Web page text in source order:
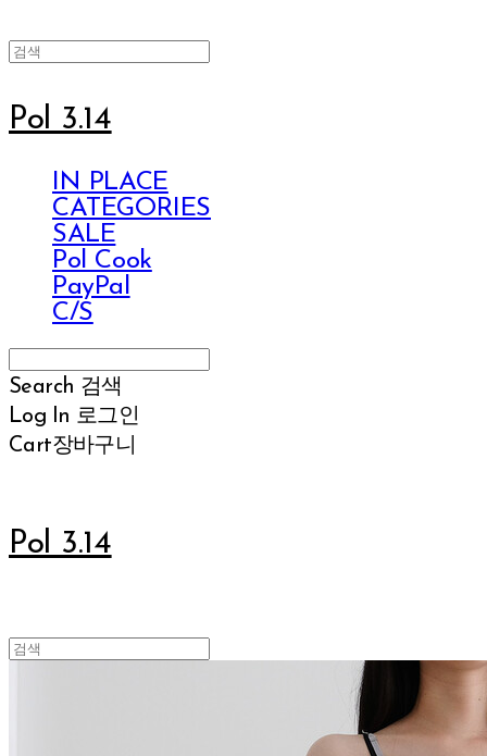
Pol 3.14
IN PLACE
CATEGORIES
SALE
Pol Cook
PayPal
C/S
Search 검색
Log In 로그인
Cart장바구니
Pol 3.14